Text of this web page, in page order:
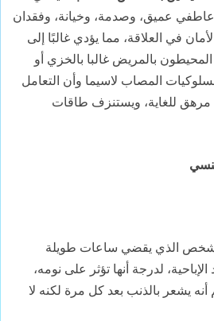
عميق، وصدمة، وخيانة، وفقدان
في العلاقة، مما يؤدي غالبًا إلى
بالمريض غالبا بالخزي أو
المصاب لاسيما وأن التعامل
للغاية، ويستنزف طاقات
الذي يقضي ساعات طويلة
لدرجة أنها تؤثر على نومه،
أنه يشعر بالذنب بعد كل مرة لكنه لا